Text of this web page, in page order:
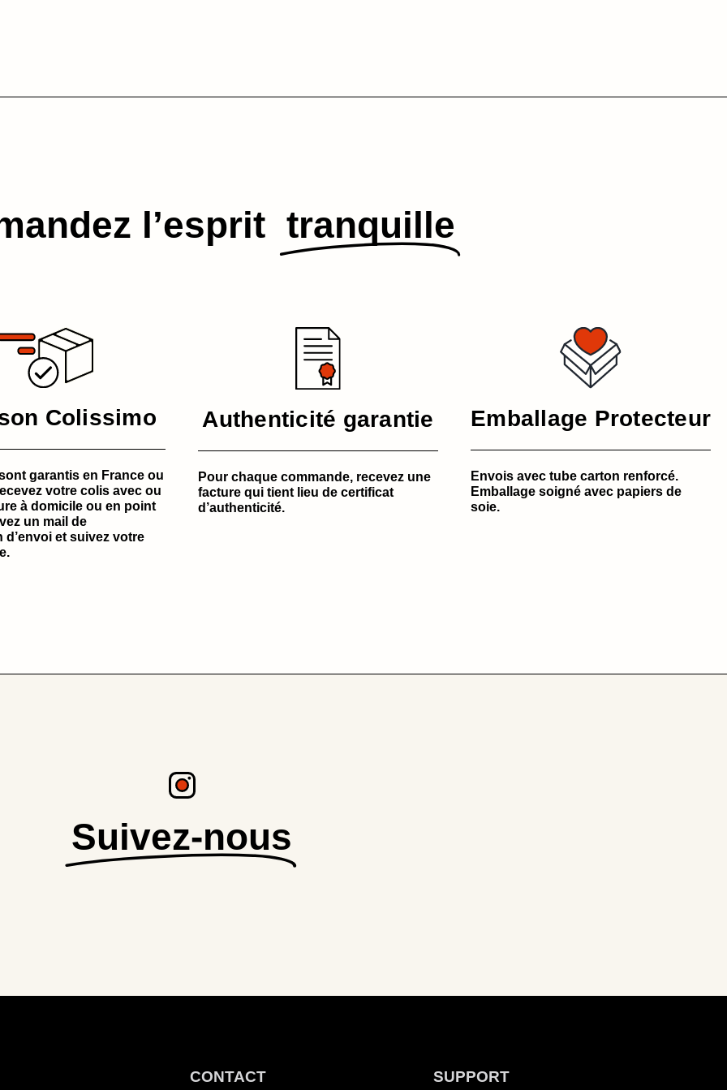
l’esprit​ tranquille
Colissimo
garantis en France ou
votre colis avec ou
à domicile ou en point
un mail de
d’envoi et suivez votre
Authenticité garantie
Pour chaque commande, recevez une
facture qui tient lieu de certificat
d’authenticité.
Emballage Protecteur
Envois avec tube carton renforcé.
Emballage soigné avec papiers de
soie.
Suivez-nous
CONTACT SUPPORT